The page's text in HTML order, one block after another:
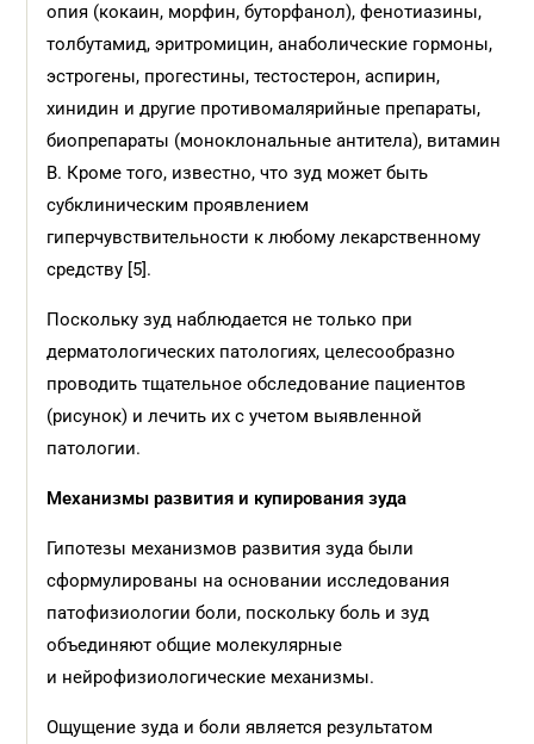
опия (кокаин, морфин, буторфанол), фенотиазины,
толбутамид, эритромицин, анаболические гормоны,
эстрогены, прогестины, тестостерон, аспирин,
хинидин и другие противомалярийные препараты,
биопрепараты (моноклональные антитела), витамин
B. Кроме того, известно, что зуд может быть
субклиническим проявлением
гиперчувствительности к любому лекарственному
средству [5].
Поскольку зуд наблюдается не только при
дерматологических патологиях, целесообразно
проводить тщательное обследование пациентов
(рисунок) и лечить их с учетом выявленной
патологии.
Механизмы развития и купирования зуда
Гипотезы механизмов развития зуда были
сформулированы на основании исследования
патофизиологии боли, поскольку боль и зуд
объединяют общие молекулярные
и нейрофизиологические механизмы.
Ощущение зуда и боли является результатом